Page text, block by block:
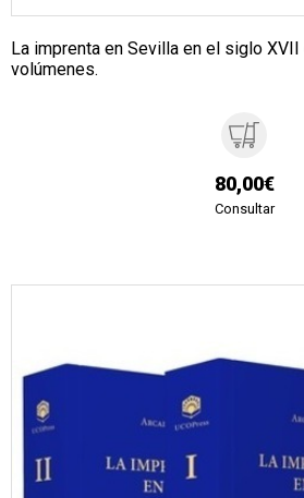
La imprenta en Sevilla en el siglo
volúmenes.
80,00€
Consultar